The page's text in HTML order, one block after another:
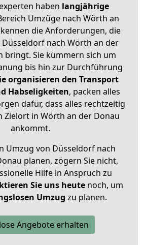
haben langjährige
Umzüge nach Wörth an
die Anforderungen, die
nach Wörth an der
bringt. Sie kümmern sich um
bis hin zur Durchführung
organisieren den Transport
Habseligkeiten, packen alles
dafür, dass alles rechtzeitig
Zielort in Wörth an der Donau
ankommt.
Umzug von Düsseldorf nach
planen, zögern Sie nicht,
Hilfe in Anspruch zu
Sie uns heutenoch, um
Umzug zu planen.
Angebote erhalten